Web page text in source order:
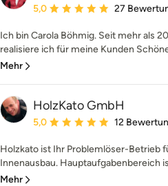
Durchschnittliche Bewertung:
5,0 27
Ich bin Carola Böhmig. Seit mehr als
realisiere ich für meine Kunden
Mehr
HolzKato GmbH
Durchschnittliche Bewertung:
5,0 12
Holzkato ist Ihr Problemlöser-Betrieb
Innenausbau. Hauptaufgabenbereich
Mehr